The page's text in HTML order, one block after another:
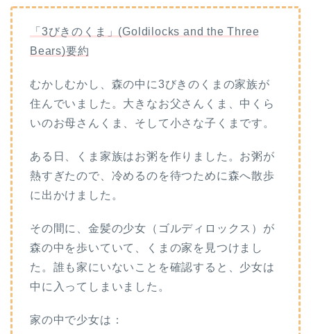
「3びきのくま」(Goldilocks and the Three
Bears)要約
むかしむかし、森の中に3びきのくまの家族が
住んでいました。大きなお父さんくま、中くら
いのお母さんくま、そして小さな子くまです。
ある日、くま家族はお粥を作りました。お粥が
熱すぎたので、冷めるのを待つために森へ散歩
に出かけました。
その間に、金髪の少女（ゴルディロックス）が
森の中を歩いていて、くまの家を見つけまし
た。誰も家にいないことを確認すると、少女は
中に入ってしまいました。
家の中で少女は：